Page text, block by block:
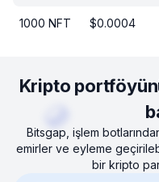
1000 NFT $0.0004
Kripto
Bitsgap, işlem
emirler ve eyleme
bir kripto